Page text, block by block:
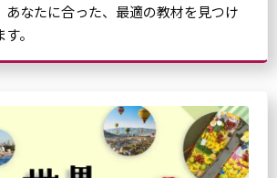
あなたに合った、最適の教材を見つけ
。